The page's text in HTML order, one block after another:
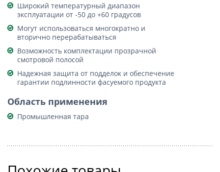
Широкий температурный диапазон
эксплуатации от -50 до +60 градусов
Могут использоваться многократно и
вторично перерабатываться
Возможность комплектации прозрачной
смотровой полосой
Надежная защита от подделок и обеспечение
гарантии подлинности фасуемого продукта
Область применения
Промышленная тара